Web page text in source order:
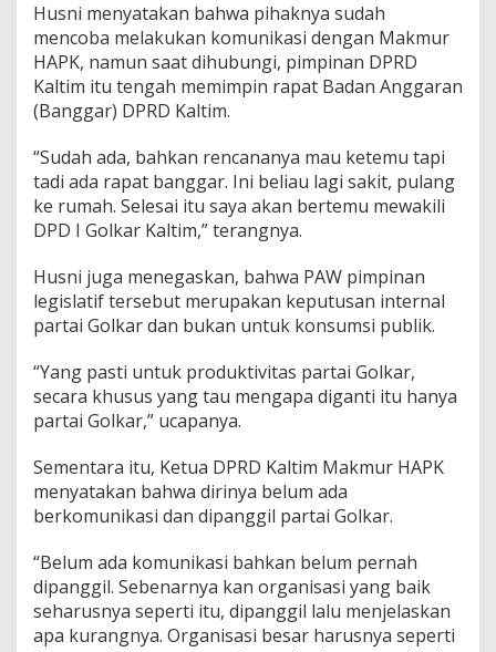
Husni menyatakan bahwa pihaknya sudah
mencoba melakukan komunikasi dengan Makmur
HAPK, namun saat dihubungi, pimpinan DPRD
Kaltim itu tengah memimpin rapat Badan Anggaran
(Banggar) DPRD Kaltim.
“Sudah ada, bahkan rencananya mau ketemu tapi
tadi ada rapat banggar. Ini beliau lagi sakit, pulang
ke rumah. Selesai itu saya akan bertemu mewakili
DPD I Golkar Kaltim,” terangnya.
Husni juga menegaskan, bahwa PAW pimpinan
legislatif tersebut merupakan keputusan internal
partai Golkar dan bukan untuk konsumsi publik.
“Yang pasti untuk produktivitas partai Golkar,
secara khusus yang tau mengapa diganti itu hanya
partai Golkar,” ucapanya.
Sementara itu, Ketua DPRD Kaltim Makmur HAPK
menyatakan bahwa dirinya belum ada
berkomunikasi dan dipanggil partai Golkar.
“Belum ada komunikasi bahkan belum pernah
dipanggil. Sebenarnya kan organisasi yang baik
seharusnya seperti itu, dipanggil lalu menjelaskan
apa kurangnya. Organisasi besar harusnya seperti